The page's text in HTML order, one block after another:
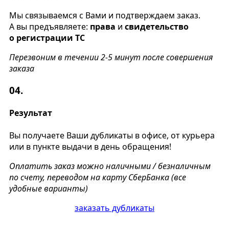
Мы связываемся с Вами и подтверждаем заказ.
А вы предъявляете: права и свидетельство
о регистрации ТС
Перезвоним в течении 2-5 минут после совершения
заказа
04.
Результат
Вы получаете Ваши дубликаты в офисе, от курьера
или в пункте выдачи в день обращения!
Оплатить заказ можно наличными / безналичным
по счету, переводом на карту СберБанка (все
удобные варианты)
заказать дубликаты